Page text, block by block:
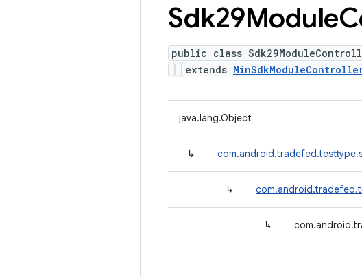
Sdk29Module
public class
extends
java.lang.Object
↳
↳
↳